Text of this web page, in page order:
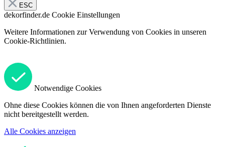
ESC
dekorfinder.de Cookie Einstellungen
Weitere Informationen zur Verwendung von Cookies in unseren
Cookie-Richtlinien.
Notwendige Cookies
Ohne diese Cookies können die von Ihnen angeforderten Dienste
nicht bereitgestellt werden.
Alle Cookies anzeigen